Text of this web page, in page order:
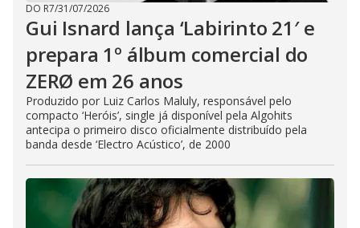
DO R7/31/07/2026
Gui Isnard lança ‘Labirinto 21′ e
prepara 1º álbum comercial do
ZERØ em 26 anos
Produzido por Luiz Carlos Maluly, responsável pelo
compacto ‘Heróis’, single já disponível pela Algohits
antecipa o primeiro disco oficialmente distribuído pela
banda desde ‘Electro Acústico’, de 2000